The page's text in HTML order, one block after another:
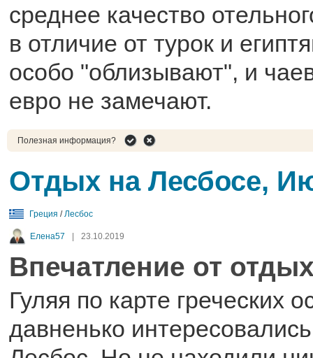
среднее качество
в отличие от турок и
особо "облизывают", и
евро не замечают.
Полезная информация?
Отдых на Лесбосе,
Греция /Лесбос
Елена57 23.10.2019
Впечатление от
Гуляя по карте греческих
давненько